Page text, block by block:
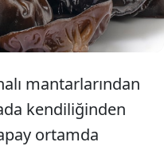
mantarlarından
kendiliğinden
ortamda